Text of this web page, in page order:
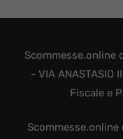
Scommesse.online
- VIA ANASTASIO
Fiscale e